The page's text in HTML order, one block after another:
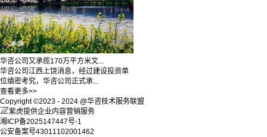
华咨公司又承揽170万平方米文...
华咨公司江西上饶消息，经过建设投资单
位缜密考究，华咨公司正式承...
查看更多>>
Copyright ©2023 - 2024 @华咨技术服务联盟
紫虎提供企业内容营销服务
湘ICP备2025147447号-1
公安备案号43011102001462